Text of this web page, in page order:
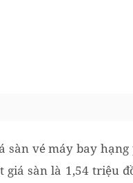
sàn vé máy bay
sàn là 1,54 triệu